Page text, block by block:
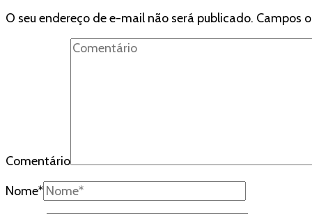
O seu endereço de e-mail não será publicado. Campos
Comentário
Nome*